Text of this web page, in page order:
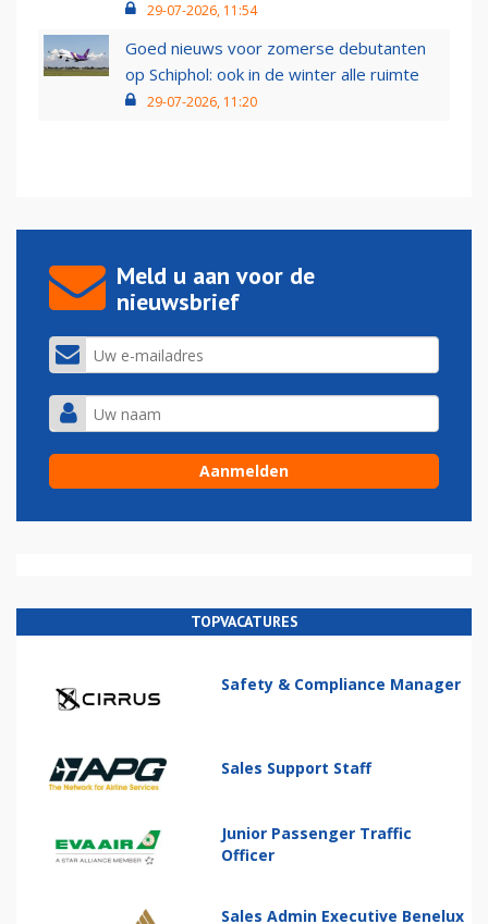
29-07-2026, 11:54
Goed nieuws voor zomerse debutanten
op Schiphol: ook in de winter alle ruimte
29-07-2026, 11:20
Meld u aan voor de
nieuwsbrief
TOPVACATURES
Safety & Compliance Manager
Sales Support Staff
Junior Passenger Traffic
Officer
Sales Admin Executive Benelux